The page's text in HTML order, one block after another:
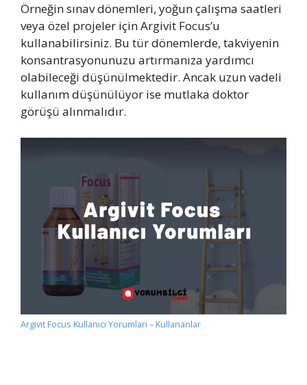
Örneğin sınav dönemleri, yoğun çalışma saatleri
veya özel projeler için Argivit Focus’u
kullanabilirsiniz. Bu tür dönemlerde, takviyenin
konsantrasyonunuzu artırmanıza yardımcı
olabileceği düşünülmektedir. Ancak uzun vadeli
kullanım düşünülüyor ise mutlaka doktor
görüşü alınmalıdır.
Argivit Focus Kullanıcı Yorumları – Kullananlar